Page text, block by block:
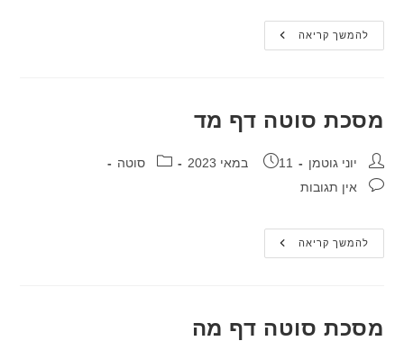
להמשך קריאהמסכת
סוטה
מסכת סוטה דף מד
מחבר:יוני גוטמן פורסם:
11 במאי 2023 קטגוריה:
סוטה
תגובות:אין תגובות
להמשך קריאהמסכת
סוטה
מסכת סוטה דף מה